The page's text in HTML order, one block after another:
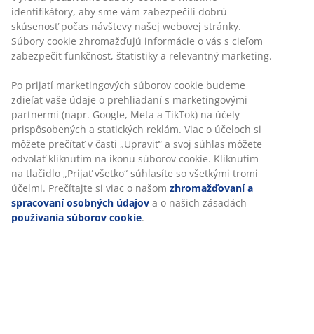
Ak si kladiete otázku „prečo používať vrchný matrac“,
zvážte tieto tipy:
Vrchný matrac chráni matrac pod ním a môže
pomôcť predĺžiť životnosť vašej postele, čím vám
z dlhodobého hľadiska ušetrí peniaze.
Vrchný matrac dodáva ďalšiu vrstvu pohodlia,
ktorá môže pomôcť zlepšiť kvalitu vášho spánku.
Správna opora od správneho vrchného matraca
vám môže pomôcť, ak trpíte bolesťami chrbta,
kĺbov alebo inými bolesťami, ktoré vás v noci
budia.
Vrchný matrac môže vašu posteľ spraviť mäkšou
identifikátory, aby sme vám zabezpečili dobrú
skúsenosť počas návštevy našej webovej stránky.
Súbory cookie zhromažďujú informácie o vás s cieľom
zabezpečiť funkčnosť, štatistiky a relevantný marketing.
Po prijatí marketingových súborov cookie budeme
zdieľať vaše údaje o prehliadaní s marketingovými
partnermi (napr. Google, Meta a TikTok) na účely
prispôsobených a statických reklám. Viac o účeloch si
môžete prečítať v časti „Upraviť“ a svoj súhlas môžete
odvolať kliknutím na ikonu súborov cookie. Kliknutím
na tlačidlo „Prijať všetko“ súhlasíte so všetkými tromi
účelmi. Prečítajte si viac o našom zhromažďovaní a
spracovaní osobných údajov a o našich zásadách
používania súborov cookie.